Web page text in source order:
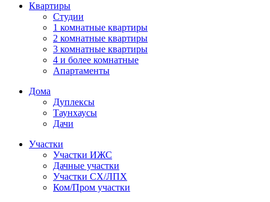
Квартиры
Студии
1 комнатные квартиры
2 комнатные квартиры
3 комнатные квартиры
4 и более комнатные
Апартаменты
Дома
Дуплексы
Таунхаусы
Дачи
Участки
Участки ИЖС
Дачные участки
Участки СХ/ЛПХ
Ком/Пром участки